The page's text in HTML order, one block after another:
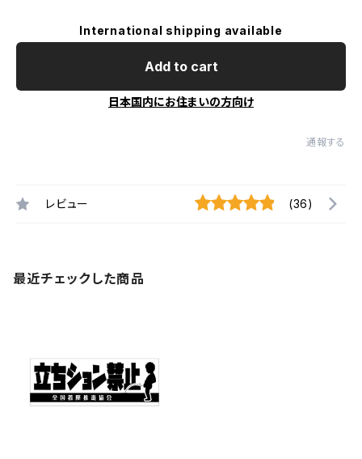
International shipping available
Add to cart
日本国内にお住まいの方向け
通報する
レビュー (36)
最近チェックした商品